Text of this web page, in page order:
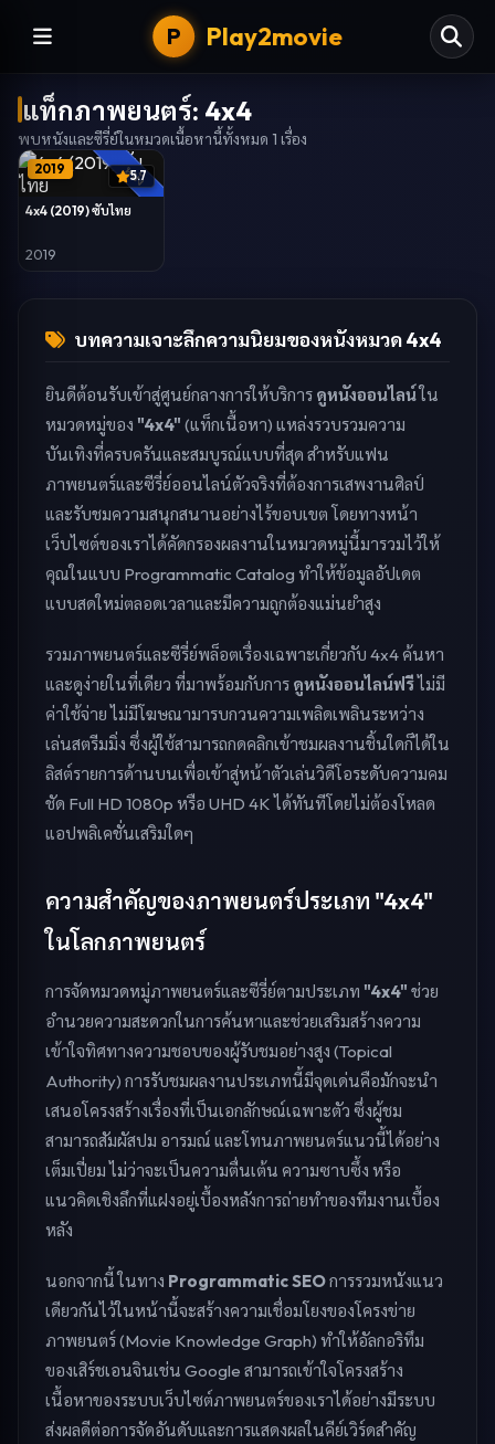
P Play2movie
แท็กภาพยนตร์: 4x4
พบหนังและซีรี่ย์ในหมวดเนื้อหานี้ทั้งหมด 1 เรื่อง
หนัง
2019 5.7
4x4 (2019) ซับไทย
2019
บทความเจาะลึกความนิยมของหนังหมวด4x4
ยินดีต้อนรับเข้าสู่ศูนย์กลางการให้บริการ ดูหนังออนไลน์ใน
หมวดหมู่ของ "4x4" (แท็กเนื้อหา) แหล่งรวบรวมความ
บันเทิงที่ครบครันและสมบูรณ์แบบที่สุด สำหรับแฟน
ภาพยนตร์และซีรี่ย์ออนไลน์ตัวจริงที่ต้องการเสพงานศิลป์
และรับชมความสนุกสนานอย่างไร้ขอบเขต โดยทางหน้า
เว็บไซต์ของเราได้คัดกรองผลงานในหมวดหมู่นี้มารวมไว้ให้
คุณในแบบ Programmatic Catalog ทำให้ข้อมูลอัปเดต
แบบสดใหม่ตลอดเวลาและมีความถูกต้องแม่นยำสูง
รวมภาพยนตร์และซีรี่ย์พล็อตเรื่องเฉพาะเกี่ยวกับ 4x4 ค้นหา
และดูง่ายในที่เดียว ที่มาพร้อมกับการ ดูหนังออนไลน์ฟรีไม่มี
ค่าใช้จ่าย ไม่มีโฆษณามารบกวนความเพลิดเพลินระหว่าง
เล่นสตรีมมิ่ง ซึ่งผู้ใช้สามารถกดคลิกเข้าชมผลงานชิ้นใดก็ได้ใน
ลิสต์รายการด้านบนเพื่อเข้าสู่หน้าตัวเล่นวิดีโอระดับความคม
ชัด Full HD 1080p หรือ UHD 4K ได้ทันทีโดยไม่ต้องโหลด
แอปพลิเคชั่นเสริมใดๆ
ความสำคัญของภาพยนตร์ประเภท "4x4"
ในโลกภาพยนตร์
การจัดหมวดหมู่ภาพยนตร์และซีรี่ย์ตามประเภท "4x4" ช่วย
อำนวยความสะดวกในการค้นหาและช่วยเสริมสร้างความ
เข้าใจทิศทางความชอบของผู้รับชมอย่างสูง (Topical
Authority) การรับชมผลงานประเภทนี้มีจุดเด่นคือมักจะนำ
เสนอโครงสร้างเรื่องที่เป็นเอกลักษณ์เฉพาะตัว ซึ่งผู้ชม
สามารถสัมผัสปม อารมณ์ และโทนภาพยนตร์แนวนี้ได้อย่าง
เต็มเปี่ยม ไม่ว่าจะเป็นความตื่นเต้น ความซาบซึ้ง หรือ
แนวคิดเชิงลึกที่แฝงอยู่เบื้องหลังการถ่ายทำของทีมงานเบื้อง
หลัง
นอกจากนี้ ในทาง Programmatic SEOการรวมหนังแนว
เดียวกันไว้ในหน้านี้จะสร้างความเชื่อมโยงของโครงข่าย
ภาพยนตร์ (Movie Knowledge Graph) ทำให้อัลกอริทึม
ของเสิร์ชเอนจินเช่น Google สามารถเข้าใจโครงสร้าง
เนื้อหาของระบบเว็บไซต์ภาพยนตร์ของเราได้อย่างมีระบบ
ส่งผลดีต่อการจัดอันดับและการแสดงผลในคีย์เวิร์ดสำคัญ